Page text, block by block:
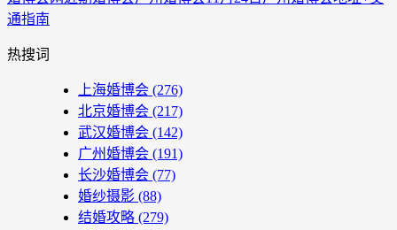
通指南
热搜词
上海婚博会 (276)
北京婚博会 (217)
武汉婚博会 (142)
广州婚博会 (191)
长沙婚博会 (77)
婚纱摄影 (88)
结婚攻略 (279)